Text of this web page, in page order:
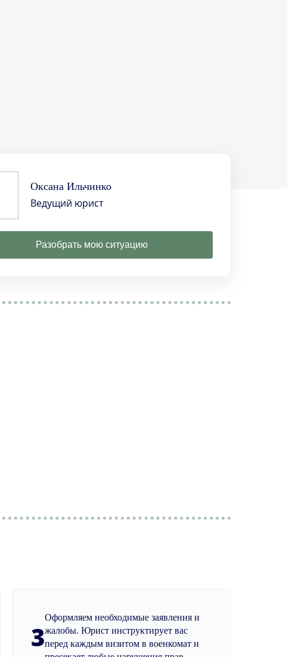
Оксана Ильчинко
Ведущий юрист
Разобрать мою ситуацию
3
Оформляем необходимые заявления и
жалобы. Юрист инструктирует вас
перед каждым визитом в военкомат и